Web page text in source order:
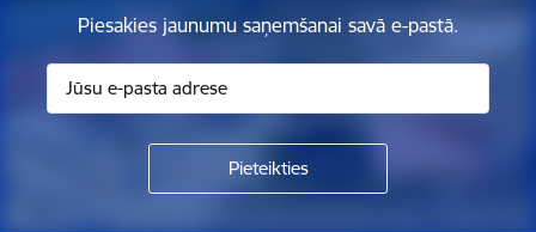
Piesakies jaunumu saņemšanai savā e-pastā.